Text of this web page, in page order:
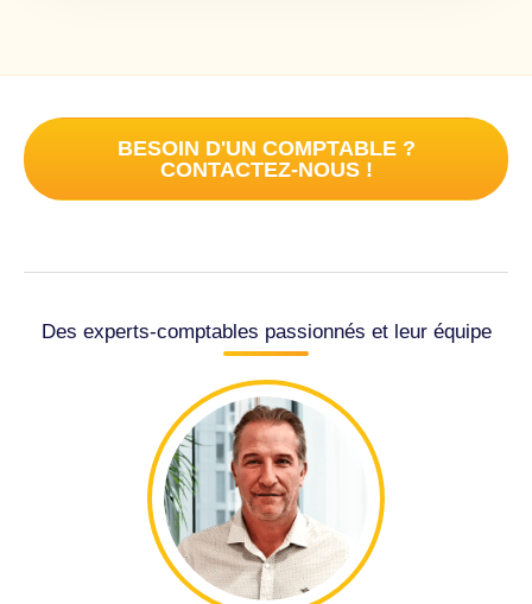
BESOIN D'UN COMPTABLE ?
CONTACTEZ-NOUS !
Des experts-comptables passionnés et leur équipe